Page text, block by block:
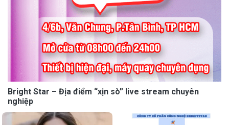
Bright Star – Địa điểm “xịn sò” live stream chuyên
nghiệp